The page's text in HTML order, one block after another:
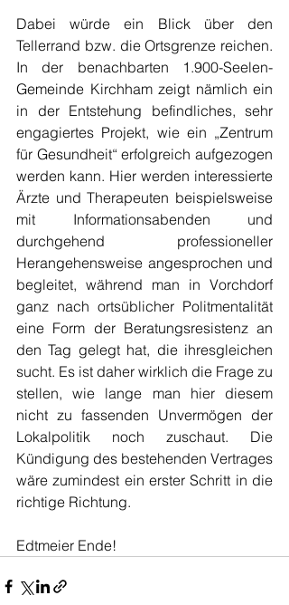
Dabei würde ein Blick über den
Tellerrand bzw. die Ortsgrenze reichen.
In der benachbarten 1.900-Seelen-
Gemeinde Kirchham zeigt nämlich ein
in der Entstehung befindliches, sehr
engagiertes Projekt, wie ein „Zentrum
für Gesundheit“ erfolgreich aufgezogen
werden kann. Hier werden interessierte
Ärzte und Therapeuten beispielsweise
mit Informationsabenden und
durchgehend professioneller
Herangehensweise angesprochen und
begleitet, während man in Vorchdorf
ganz nach ortsüblicher Politmentalität
eine Form der Beratungsresistenz an
den Tag gelegt hat, die ihresgleichen
sucht. Es ist daher wirklich die Frage zu
stellen, wie lange man hier diesem
nicht zu fassenden Unvermögen der
Lokalpolitik noch zuschaut. Die
Kündigung des bestehenden Vertrages
wäre zumindest ein erster Schritt in die
richtige Richtung.
Edtmeier Ende!